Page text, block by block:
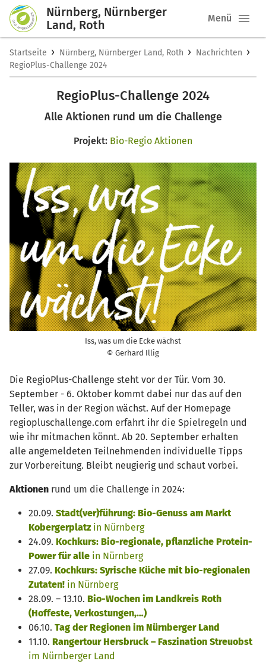
Nürnberg, Nürnberger
Land, Roth
Menü
Startseite › Nürnberg, Nürnberger Land, Roth › Nachrichten ›
RegioPlus-Challenge 2024
RegioPlus-Challenge 2024
Alle Aktionen rund um die Challenge
Projekt: Bio-Regio Aktionen
Iss, was um die Ecke wächst
© Gerhard Illig
Die RegioPlus-Challenge steht vor der Tür. Vom 30.
September - 6. Oktober kommt dabei nur das auf den
Teller, was in der Region wächst. Auf der Homepage
regiopluschallenge.com erfahrt ihr die Spielregeln und
wie ihr mitmachen könnt. Ab 20. September erhalten
alle angemeldeten Teilnehmenden individuelle Tipps
zur Vorbereitung. Bleibt neugierig und schaut vorbei.
Aktionen rund um die Challenge in 2024:
20.09. Stadt(ver)führung: Bio-Genuss am Markt
Kobergerplatzin Nürnberg
24.09. Kochkurs: Bio-regionale, pflanzliche Protein-
Power für alle in Nürnberg
27.09. Kochkurs: Syrische Küche mit bio-regionalen
Zutaten! in Nürnberg
28.09. – 13.10. Bio-Wochen im Landkreis Roth
(Hoffeste, Verkostungen,…)
06.10. Tag der Regionen im Nürnberger Land
11.10. Rangertour Hersbruck – Faszination Streuobst
im Nürnberger Land